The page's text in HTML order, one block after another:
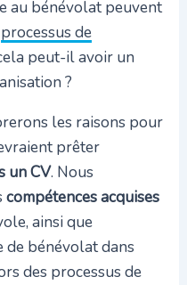
au bénévolat peuvent
processus de
peut-il avoir un
?
les raisons pour
prêter
un CV. Nous
compétences acquises
ainsi que
de bénévolat dans
des processus de